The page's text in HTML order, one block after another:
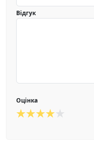
Відгук
Оцінка